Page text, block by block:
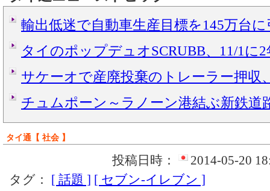
輸出低迷で自動車生産目標を145万台
タイのポップデュオSCRUBB、11/1に
サケーオで産廃投棄のトレーラー押収
チュムポーン～ラノーン港結ぶ新鉄道
タイ通【 社会 】
投稿日時：
2014-05-20
タグ： [ 話題 ] [ セブン-イレブン ]